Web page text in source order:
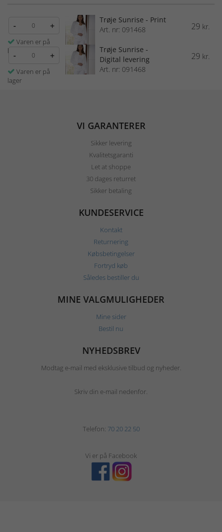
- +
Varen er på
lager
Trøje Sunrise - Print
Art. nr: 091468
29 kr.
- +
Varen er på
lager
Trøje Sunrise -
Digital levering
Art. nr: 091468
29 kr.
VI GARANTERER
Sikker levering
Kvalitetsgaranti
Let at shoppe
30 dages returret
Sikker betaling
KUNDESERVICE
Kontakt
Returnering
Købsbetingelser
Fortryd køb
Således bestiller du
MINE VALGMULIGHEDER
Mine sider
Bestil nu
NYHEDSBREV
Modtag e-mail med eksklusive tilbud og nyheder.
Skriv din e-mail nedenfor.
Telefon: 70 20 22 50
Vi er på Facebook